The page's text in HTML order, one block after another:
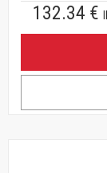
132.34 €